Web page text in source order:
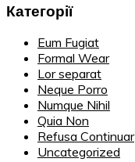
Категорії
Eum Fugiat
Formal Wear
Lor separat
Neque Porro
Numque Nihil
Quia Non
Refusa Continuar
Uncategorized